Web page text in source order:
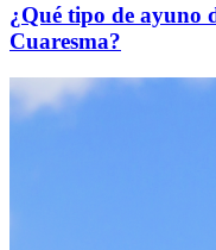
¿Qué tipo de ayuno
Cuaresma?